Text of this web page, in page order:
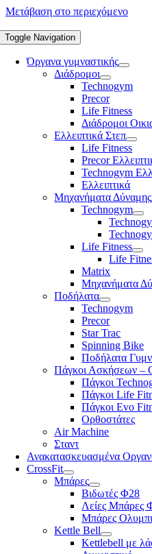
Μετάβαση στο περιεχόμενο
Toggle Navigation
Όργανα γυμναστικής
Διάδρομοι
Technogym
Precor
Life Fitness
Διάδρομοι
Ελλειπτικά Στεπ
Life Fitness
Precor
Technogym
Ελλειπτικά
Μηχανήματα Δύναμης
Technogym
Life Fitness
Life
Matrix
Μηχανήματα
Ποδήλατα
Technogym
Precor
Star Trac
Spinning Bike
Ποδήλατα
Πάγκοι Ασκήσεων –
Πάγκοι
Πάγκοι Life
Πάγκοι Evo
Ορθοστάτες
Air Machine
Σταντ
Ανακατασκευασμένα
CrossFit
Μπάρες
Βιδωτές Φ28
Λείες Μπάρες
Μπάρες
Kettle Bell
Kettlebell με